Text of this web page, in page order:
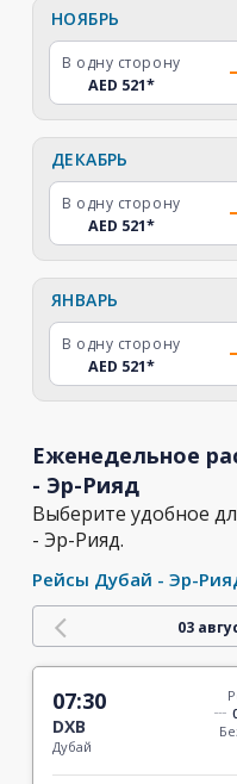
НОЯБРЬ
В одну сторону
AED 521*
ДЕКАБРЬ
В одну сторону
AED 521*
ЯНВАРЬ
В одну сторону
AED 521*
Еженедельное
- Эр-Рияд
Выберите удобное
- Эр-Рияд.
Рейсы Дубай - Эр-
03
07:30
DXB
Дубай